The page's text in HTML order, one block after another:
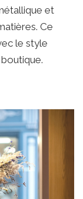
et
Ce
le style